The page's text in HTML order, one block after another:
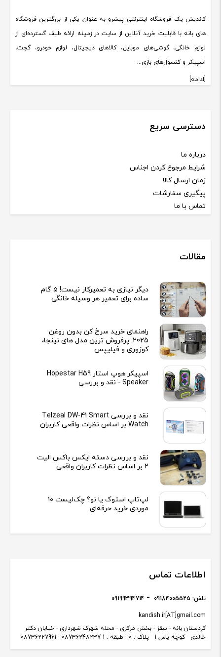
کاندیش یک فروشگاه اینترنتی پیشرو به عنوان یکی از بزرگترین فروشگاه
های بانه با قابلیت خرید آنلاین از سایت در زمینه ارائه طیف گسترده‌ای از
لوازم خانگی، گوشی‌های موبایل، کالاهای دیجیتال، لوازم خودرو، گجت،
اسپیکر و کنسول‌های بازی...
[ادامه]
دسترسی سریع
درباره ما
شرایط مرجوع کردن اجناس
زمان ارسال کالا
پیگیری سفارشات
تماس با ما
مقالات
دیگر نیازی به تعمیرکار نیست! ۵ گام
ساده برای تعمیر هر وسیله خانگی
راهنمای خرید سرخ کن بدون روغن
2025: پرفروش ترین مدل های نینجا،
کوزوری و فیلیپس
اسپیکر هوپ استار Hopestar H59
Speaker - نقد و بررسی
نقد و بررسی Telzeal DW-41 Smart
Watch بر اساس نظرات واقعی کاربران
نقد و بررسی دسته ایکس باکس الیت
2 بر اساس نظرات کاربران واقعی
لپ‌تاپ استوک یا نو؟ چک‌لیست ۱۰
موردی خرید حرفه‌ای
اطلاعات تماس
کردستان بانه - سقز - بخش مرکزی - محله شهرک شهرداری - خیابان دکتر
خالدی - کوچه یاس 1 - پلاک : 0 - طبقه : 1 08736248237 - 08736227961
kandish.ir[AT]gmail.com
تلفن: 09184005525
09199394714